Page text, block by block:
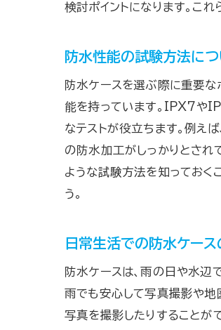
検討ポイントになります。こ
防水性能の試験方法につ
防水ケースを選ぶ際に重要な
能を持っています。IPX7や
なテストが役立ちます。例え
の防水加工がしっかりとされ
ような試験方法を知っておく
う。
日常生活での防水ケー
防水ケースは、雨の日や水辺
雨でも安心して写真撮影や地
写真を撮影したりすることが